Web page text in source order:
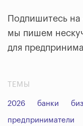
Подпишитесь на
мы пишем
для
ТЕМЫ
2026 банки
предприниматели